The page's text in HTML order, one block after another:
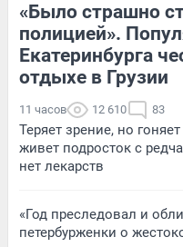
«Было страшно
полицией».
Екатеринбурга
отдыхе в Грузии
11 часов 12 610 83
Теряет зрение, но
живет подросток с
нет лекарств
«Год преследовал и
петербурженки о